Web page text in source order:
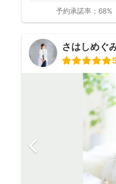
予約承諾率： 68%
さはしめぐ